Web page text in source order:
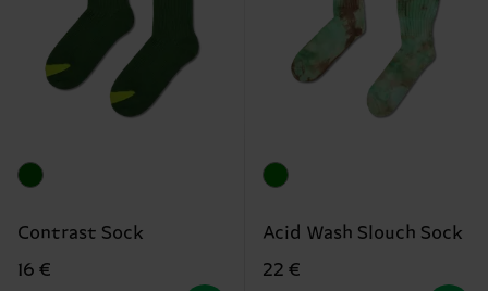
Contrast Sock
16 €
Acid Wash Slouch Sock
22 €